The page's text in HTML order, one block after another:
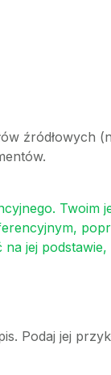
źródłowych
Twoim
jej
Podaj jej